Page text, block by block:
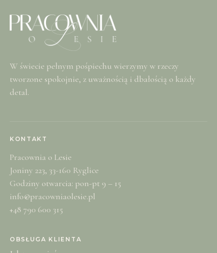
W świecie pełnym pośpiechu wierzymy w rzeczy
tworzone spokojnie, z uważnością i dbałością o każdy
detal.
KONTAKT
Pracownia o Lesie
Joniny 223, 33-160 Ryglice
Godziny otwarcia: pon-pt 9 – 15
info@pracowniaolesie.pl
+48 790 600 315
OBSŁUGA KLIENTA